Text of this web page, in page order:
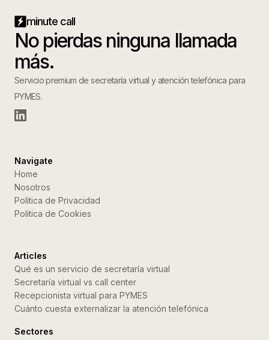
minute call
No pierdas ninguna llamada
más.
Servicio premium de secretaría virtual y atención telefónica para
PYMES.
Navigate
Home
Nosotros
Politica de Privacidad
Politica de Cookies
Articles
Qué es un servicio de secretaría virtual
Secretaría virtual vs call center
Recepcionista virtual para PYMES
Cuánto cuesta externalizar la atención telefónica
Sectores